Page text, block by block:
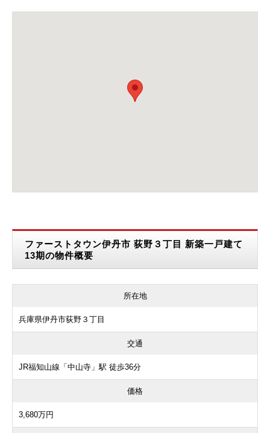
ファーストタウン伊丹市 荻野３丁目 新築一戸建て
13期の物件概要
所在地
兵庫県伊丹市荻野３丁目
交通
JR福知山線「中山寺」駅 徒歩36分
価格
3,680万円